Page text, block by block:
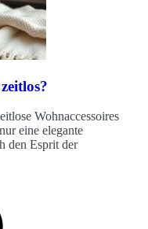
Wohnaccessoires
eine elegante
den Esprit der